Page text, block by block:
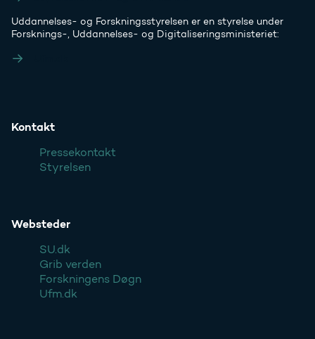
Uddannelses- og Forskningsstyrelsen er en styrelse under
Forsknings-, Uddannelses- og Digitaliseringsministeriet:
Kontakt
Pressekontakt
Styrelsen
Websteder
SU.dk
Grib verden
Forskningens Døgn
Ufm.dk